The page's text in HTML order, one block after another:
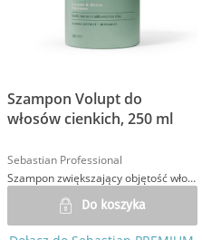
Szampon Volupt do
włosów cienkich, 250 ml
Sebastian Professional
Szampon zwiększający objętość włosów
Do koszyka